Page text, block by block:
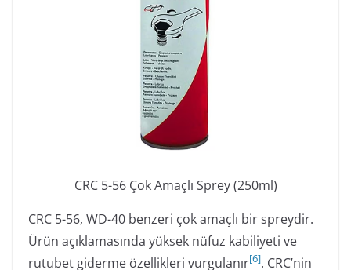
CRC 5-56 Çok Amaçlı Sprey (250ml)
CRC 5-56, WD-40 benzeri çok amaçlı bir spreydir.
Ürün açıklamasında yüksek nüfuz kabiliyeti ve
rutubet giderme özellikleri vurgulanır[6]. CRC’nin